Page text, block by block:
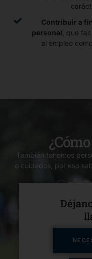
Contribuir a
personal , que
al empleo
También tenemos
o cuidados, por eso